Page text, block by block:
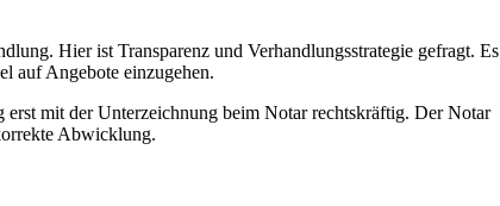
Hier ist Transparenz und Verhandlungsstrategie gefragt. Es
auf Angebote einzugehen.
mit der Unterzeichnung beim Notar rechtskräftig. Der Notar
Abwicklung.